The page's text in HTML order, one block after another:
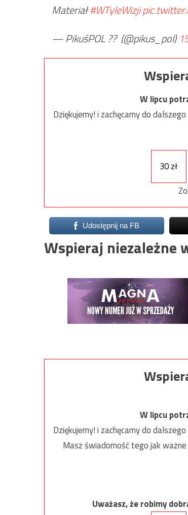
Materiał#WTyleWizji
— PikuśPOL ?? ‏ (@pikus_pol)
W lipcu
Dziękujemy! i zachęcamy do
30 zł
Udostępnij na FB
Wspieraj niezależne
W lipcu
Dziękujemy! i zachęcamy do
Masz świadomość tego jak
Uważasz, że robimy